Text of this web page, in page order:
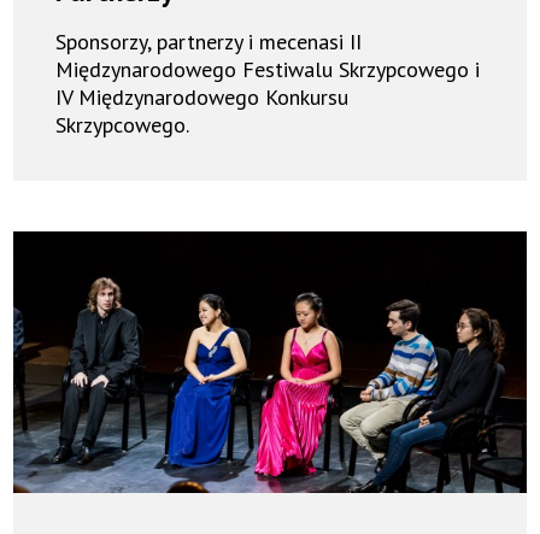
Sponsorzy, partnerzy i mecenasi II
Międzynarodowego Festiwalu Skrzypcowego i
IV Międzynarodowego Konkursu
Skrzypcowego.